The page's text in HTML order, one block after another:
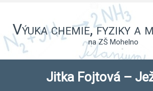
Výuka chemie, fyziky a
na ZŠ Mohelno
Jitka Fojtová –